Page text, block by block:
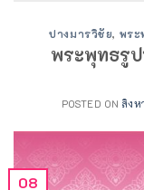
ปางมารวิชัย, พระ
พระพุทธรูป
POSTED ON สิงห
08